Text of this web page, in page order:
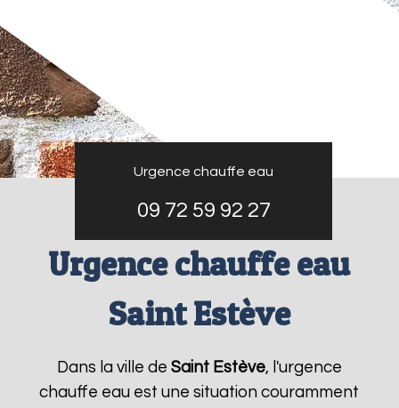
Urgence chauffe eau
09 72 59 92 27
Urgence chauffe eau
Saint Estève
Dans la ville de Saint Estève, l'urgence
chauffe eau est une situation couramment